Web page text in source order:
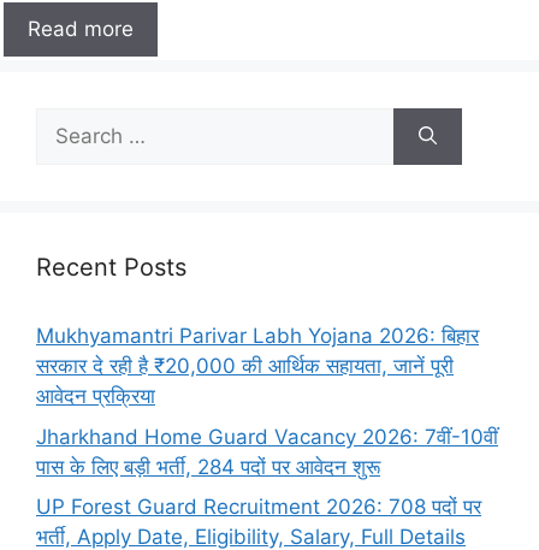
Read more
Recent Posts
Mukhyamantri Parivar Labh Yojana 2026: बिहार
सरकार दे रही है ₹20,000 की आर्थिक सहायता, जानें पूरी
आवेदन प्रक्रिया
Jharkhand Home Guard Vacancy 2026: 7वीं-10वीं
पास के लिए बड़ी भर्ती, 284 पदों पर आवेदन शुरू
UP Forest Guard Recruitment 2026: 708 पदों पर
भर्ती, Apply Date, Eligibility, Salary, Full Details